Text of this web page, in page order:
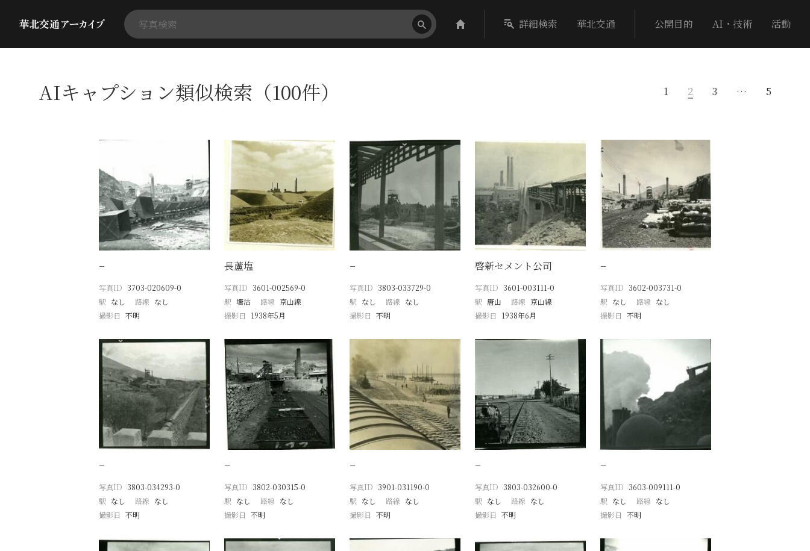
詳細検索 華北交通 公開目的 AI・技術 活動
AIキャプション類似検索（100件） 1 2 3 … 5
−
写真ID 3703-020609-0
駅 なし 路線 なし
撮影日 不明
長蘆塩
写真ID 3601-002569-0
駅 塘沽 路線 京山線
撮影日
1938年5月
−
写真ID 3803-033729-0
駅 なし 路線 なし
撮影日 不明
啓新セメント公司
写真ID 3601-003111-0
駅 唐山 路線 京山線
撮影日
1938年6月
−
写真ID 3602-003731-0
駅 なし 路線 なし
撮影日 不明
−
写真ID 3803-034293-0
駅 なし 路線 なし
撮影日 不明
−
写真ID 3802-030315-0
駅 なし 路線 なし
撮影日 不明
−
写真ID 3901-031190-0
駅 なし 路線 なし
撮影日 不明
−
写真ID 3803-032600-0
駅 なし 路線 なし
撮影日 不明
−
写真ID 3603-009111-0
駅 なし 路線 なし
撮影日 不明